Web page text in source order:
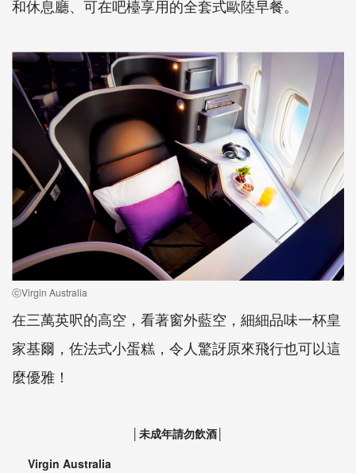
和休息廳、可在吧檯享用的全套式歐陸早餐。
ⓒVirgin Australia
在三萬英呎的高空，看著窗外藍空，細細品味一杯皇
家基爾，佐法式小蛋糕，令人驚訝原來飛行也可以這
麼優雅！
│未成年請勿飲酒│
Virgin Australia